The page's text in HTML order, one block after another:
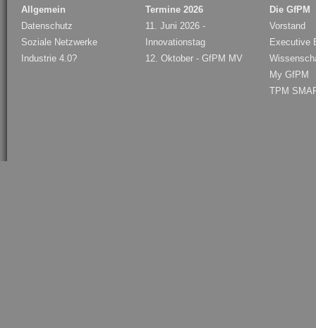
Allgemein
Datenschutz
Soziale Netzwerke
Industrie 4.0?
Termine 2026
11. Juni 2026 -
Innovationstag
12. Oktober - GfPM MV
Die GfPM
Vorstand
Executive
My GfPM
TPM